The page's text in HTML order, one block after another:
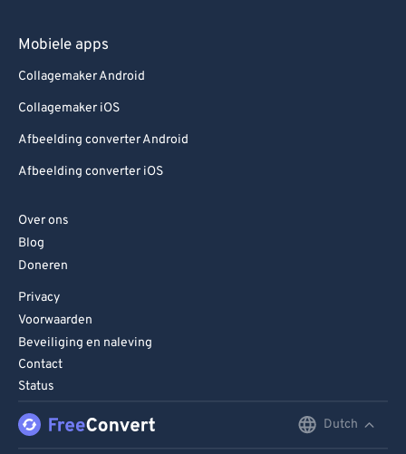
Mobiele apps
Collagemaker Android
Collagemaker iOS
Afbeelding converter Android
Afbeelding converter iOS
Over ons
Blog
Doneren
Privacy
Voorwaarden
Beveiliging en naleving
Contact
Status
Dutch